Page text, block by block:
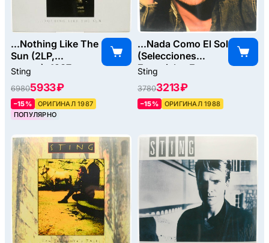
...Nothing Like The
Sun (2LP,
poster), 1987
Sting
69805933 ₽
–15%
ОРИГИНАЛ 1987
ПОПУЛЯРНО
...Nada Como El Sol
(Selecciones
Especiales En
Espanol Y
Portugues), 1988
Sting
37803213 ₽
–15% ОРИГИНАЛ 1988